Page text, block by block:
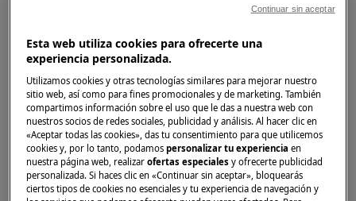
Esta web utiliza cookies para ofrecerte una
experiencia personalizada.
Utilizamos cookies y otras tecnologías similares para mejorar nuestro
sitio web, así como para fines promocionales y de marketing. También
compartimos información sobre el uso que le das a nuestra web con
nuestros socios de redes sociales, publicidad y análisis. Al hacer clic en
«Aceptar todas las cookies», das tu consentimiento para que utilicemos
cookies y, por lo tanto, podamospersonalizar tu experienciaen
nuestra página web, realizarofertas especiales y ofrecerte publicidad
personalizada. Si haces clic en «Continuar sin aceptar», bloquearás
ciertos tipos de cookies no esenciales y tu experiencia de navegación y
Continuar sin aceptar